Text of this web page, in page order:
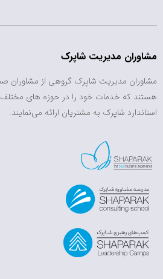
مشاوران مدیریت شاپرک
مشاوران مدیریت شاپرک گروهی از مشاوران
هستند که خدمات خود را در حوزه های
استاندارد شاپرک به مشتریان ارائه می‌نمایند.